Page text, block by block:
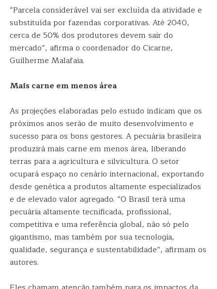
“Parcela considerável vai ser excluída da atividade e
substituída por fazendas corporativas. Até 2040,
cerca de 50% dos produtores devem sair do
mercado”, afirma o coordenador do Cicarne,
Guilherme Malafaia.
Mais carne em menos área
As projeções elaboradas pelo estudo indicam que os
próximos anos serão de muito desenvolvimento e
sucesso para os bons gestores. A pecuária brasileira
produzirá mais carne em menos área, liberando
terras para a agricultura e silvicultura. O setor
ocupará espaço no cenário internacional, exportando
desde genética a produtos altamente especializados
e de elevado valor agregado. “O Brasil terá uma
pecuária altamente tecnificada, profissional,
competitiva e uma referência global, não só pelo
gigantismo, mas também por sua tecnologia,
qualidade, segurança e sustentabilidade”, afirmam os
autores.